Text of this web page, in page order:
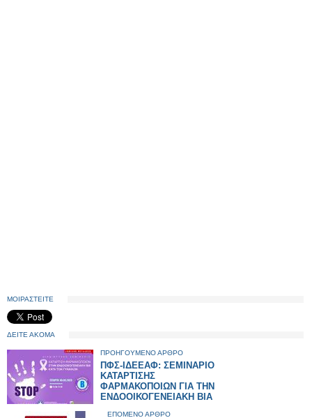
ΜΟΙΡΑΣΤΕΙΤΕ
ΔΕΙΤΕ ΑΚΟΜΑ
ΠΡΟΗΓΟΥΜΕΝΟ ΑΡΘΡΟ
ΠΦΣ-ΙΔΕΕΑΦ: ΣΕΜΙΝΑΡΙΟ
ΚΑΤΑΡΤΙΣΗΣ
ΦΑΡΜΑΚΟΠΟΙΩΝ ΓΙΑ ΤΗΝ
ΕΝΔΟΟΙΚΟΓΕΝΕΙΑΚΗ ΒΙΑ
ΕΠΟΜΕΝΟ ΑΡΘΡΟ